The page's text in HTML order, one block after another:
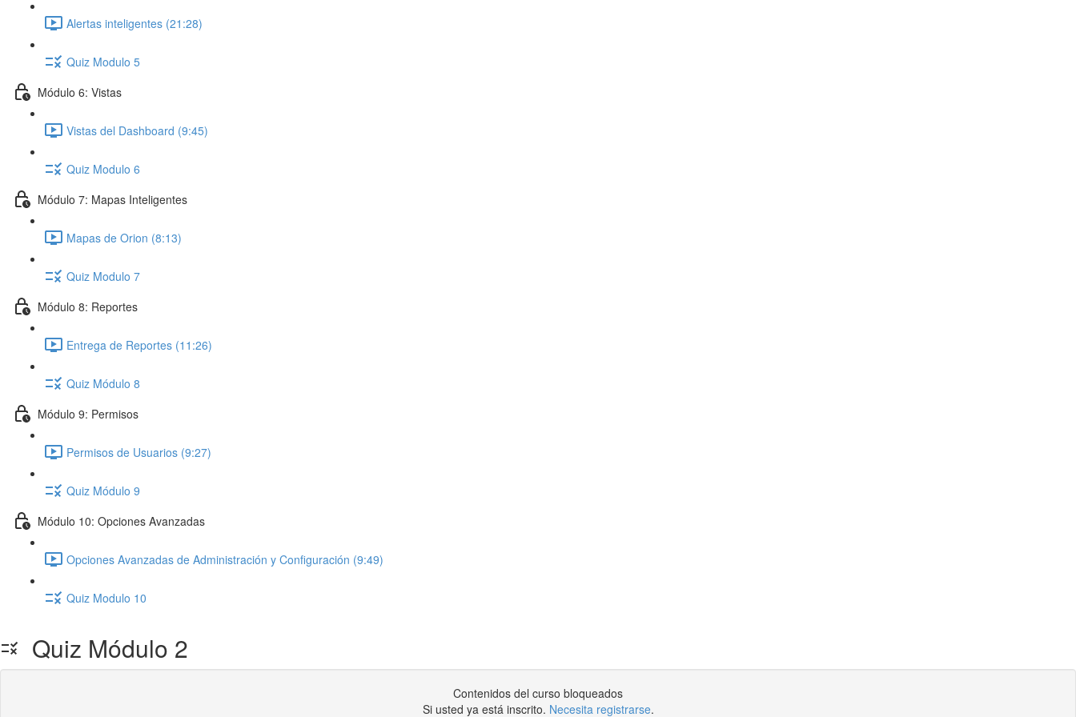
Alertas inteligentes (21:28)
Quiz Modulo 5
Módulo 6: Vistas
Vistas del Dashboard (9:45)
Quiz Modulo 6
Módulo 7: Mapas Inteligentes
Mapas de Orion (8:13)
Quiz Modulo 7
Módulo 8: Reportes
Entrega de Reportes (11:26)
Quiz Módulo 8
Módulo 9: Permisos
Permisos de Usuarios (9:27)
Quiz Módulo 9
Módulo 10: Opciones Avanzadas
Opciones Avanzadas de Administración y Configuración (9:49)
Quiz Modulo 10
Quiz Módulo 2
Contenidos del curso bloqueados
Si usted ya está inscrito. Necesita registrarse.